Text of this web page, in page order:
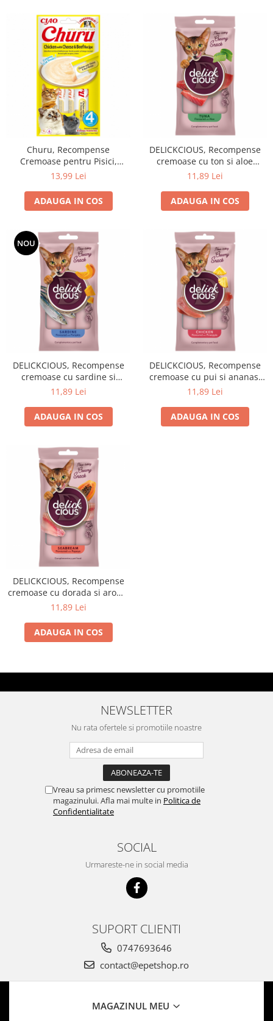
Churu, Recompense
Cremoase pentru Pisici,
Reteta Pui cu Branza si Vita,
13,99 Lei
ADAUGA IN COS
DELICKCIOUS, Recompense
cremoase cu ton si aloe
pentru pisici, 60g
11,89 Lei
ADAUGA IN COS
NOU
DELICKCIOUS, Recompense
cremoase cu sardine si
dovleac pentru pisici, 60g
11,89 Lei
ADAUGA IN COS
DELICKCIOUS, Recompense
cremoase cu pui si ananas,
60g
11,89 Lei
ADAUGA IN COS
DELICKCIOUS, Recompense
cremoase cu dorada si aroma
de papaya, 60g
11,89 Lei
ADAUGA IN COS
NEWSLETTER
Nu rata ofertele si promotiile noastre
Vreau sa primesc newsletter cu promotiile
magazinului. Afla mai multe in Politica de
Confidentialitate
SOCIAL
Urmareste-ne in social media
SUPORT CLIENTI
0747693646
contact@epetshop.ro
MAGAZINUL MEU